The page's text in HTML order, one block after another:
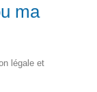
ma
légale et